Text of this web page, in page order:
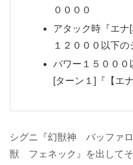
００００
アタック時『エナ
１２０００以下の
パワー１５０００
[ターン１]『【エ
シグニ『幻獣神 バッファ
獣 フェネック』を出して